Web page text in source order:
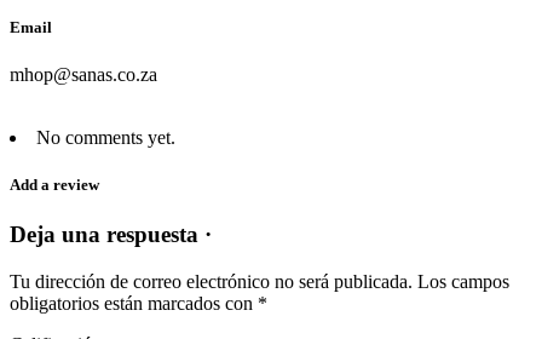
Email
mhop@sanas.co.za
No comments yet.
Add a review
Deja una respuesta ·
Tu dirección de correo electrónico no será publicada. Los campos
obligatorios están marcados con *